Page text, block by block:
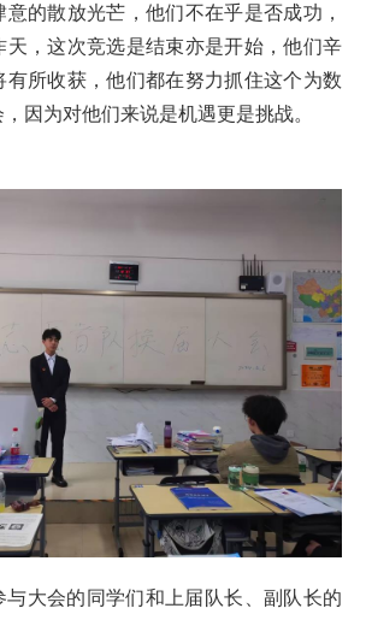
的散放光芒，他们不在乎是否成功，
天，这次竞选是结束亦是开始，他们辛
有所收获，他们都在努力抓住这个为数
因为对他们来说是机遇更是挑战。
与大会的同学们和上届队长、副队长的